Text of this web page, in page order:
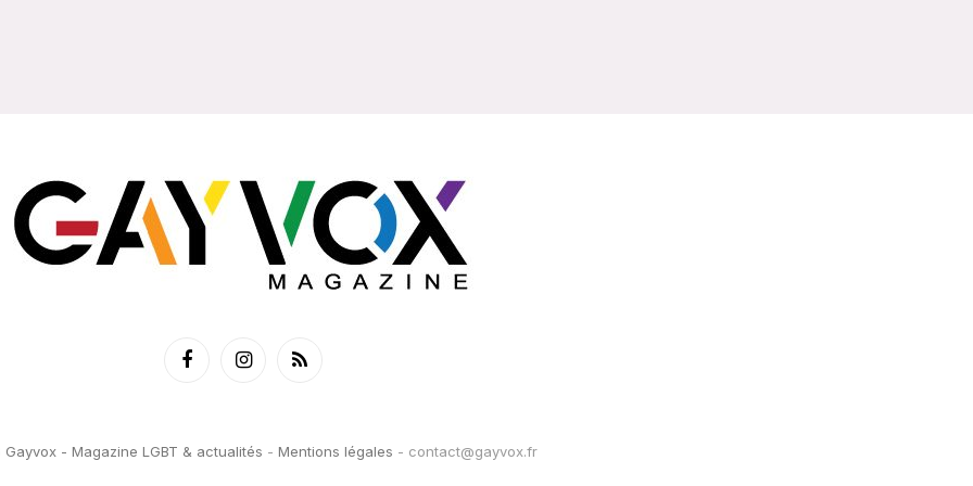
FacebookInstagramRSS
Gayvox - Magazine LGBT & actualités - Mentions légales - contact@gayvox.fr